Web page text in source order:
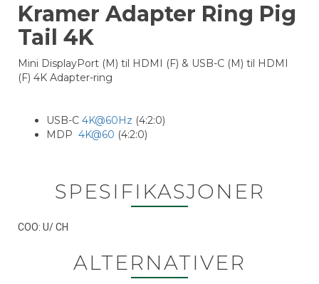
Kramer Adapter Ring Pig
Tail 4K
Mini DisplayPort (M) til HDMI (F) & USB-C (M) til HDMI
(F) 4K Adapter-ring
USB-C 4K@60Hz (4:2:0)
MDP 4K@60 (4:2:0)
SPESIFIKASJONER
COO: U/ CH
ALTERNATIVER